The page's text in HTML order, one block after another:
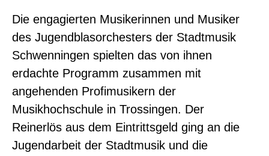
Die engagierten Musikerinnen und Musiker
des Jugendblasorchesters der Stadtmusik
Schwenningen spielten das von ihnen
erdachte Programm zusammen mit
angehenden Profimusikern der
Musikhochschule in Trossingen. Der
Reinerlös aus dem Eintrittsgeld ging an die
Jugendarbeit der Stadtmusik und die